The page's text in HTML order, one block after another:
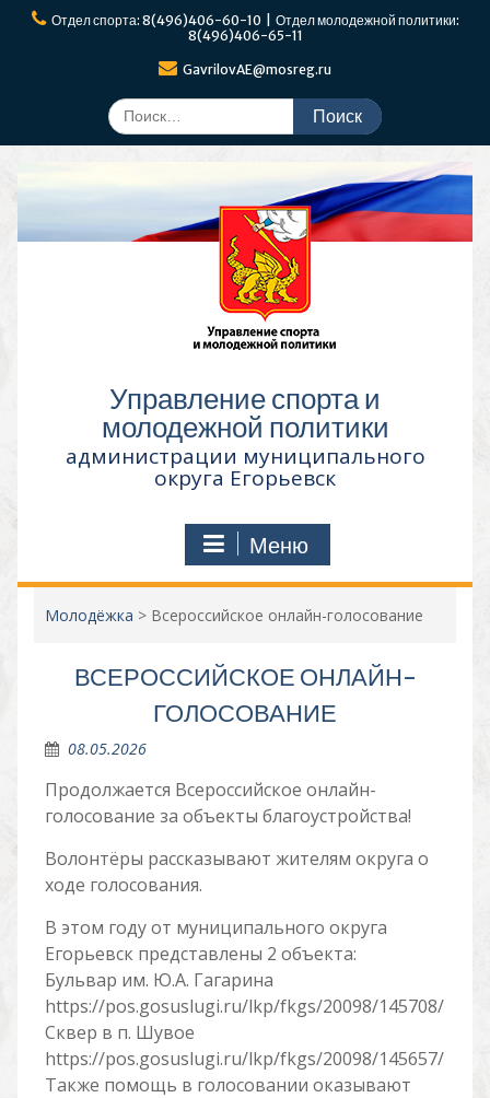
ПерейтиОтдел спорта: 8(496)406-60-10 | Отдел молодежной политики:
8(496)406-65-11
GavrilovAE@mosreg.ru
Поиск
по:
Управление спорта и
молодежной политики
администрации муниципального
округа Егорьевск
Меню
Молодёжка > Всероссийское онлайн-голосование
ВСЕРОССИЙСКОЕ ОНЛАЙН-
ГОЛОСОВАНИЕ
08.05.2026
Продолжается Всероссийское онлайн-
голосование за объекты благоустройства!
Волонтёры рассказывают жителям округа о
ходе голосования.
В этом году от муниципального округа
Егорьевск представлены 2 объекта:
Бульвар им. Ю.А. Гагарина
https://pos.gosuslugi.ru/lkp/fkgs/20098/145708/
Сквер в п. Шувое
https://pos.gosuslugi.ru/lkp/fkgs/20098/145657/
Также помощь в голосовании оказывают